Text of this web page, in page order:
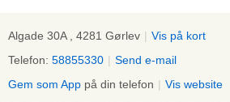
Algade 30A , 4281 Gørlev | Vis på kort
Telefon: 58855330 | Send e-mail
Gem som App på din telefon | Vis website